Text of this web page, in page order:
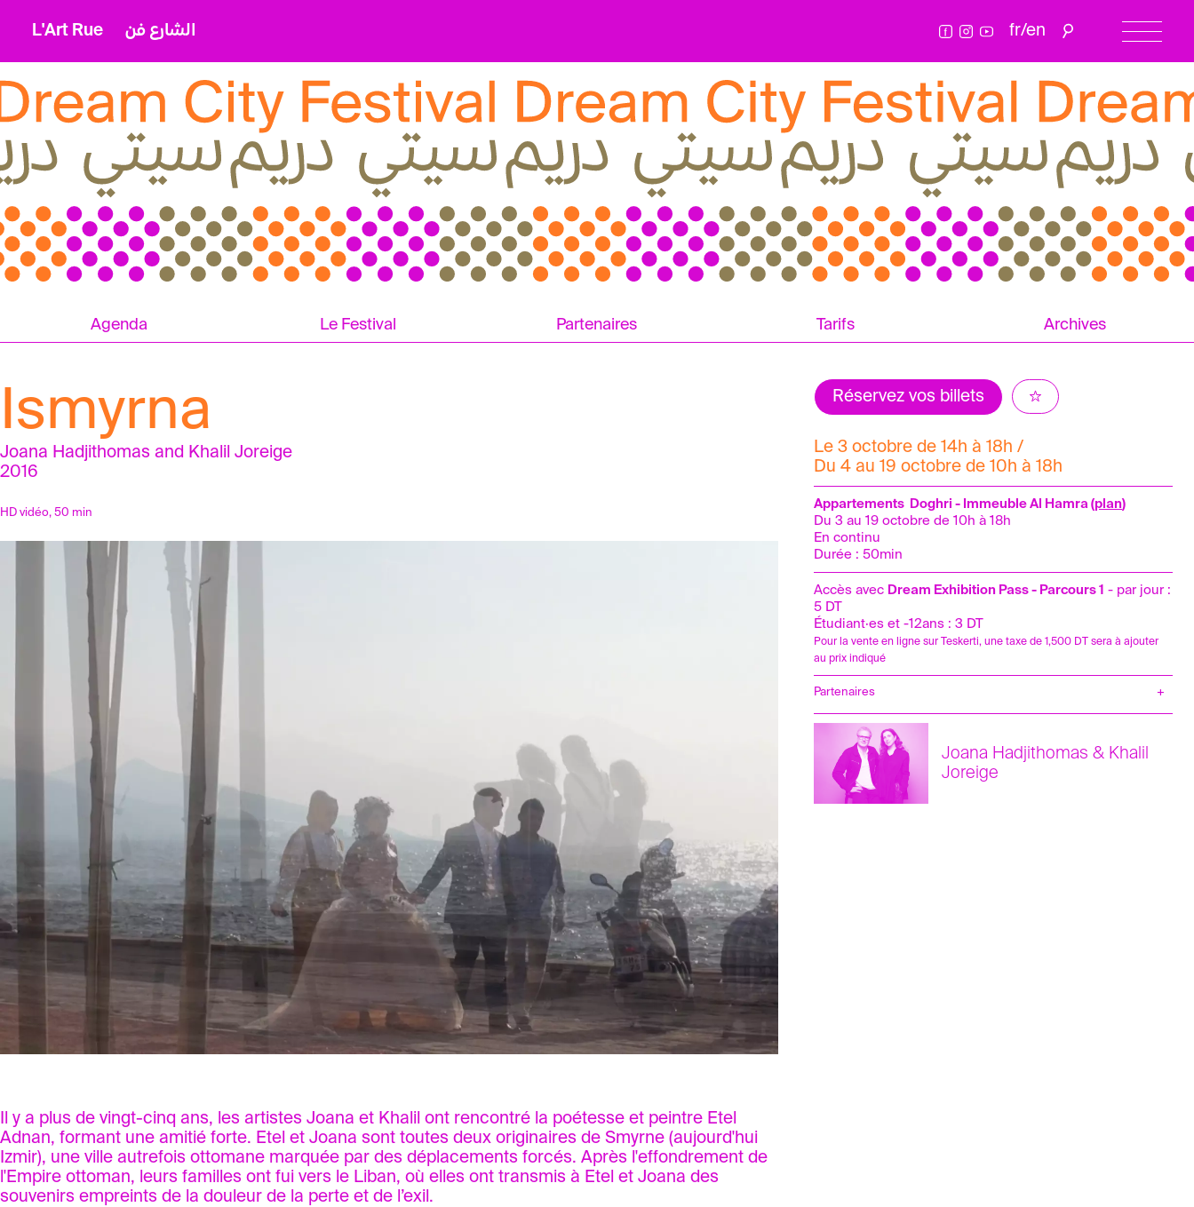
L'Art Rue الشارع فن fr/en
Agenda Le Festival Partenaires Tarifs Archives
Ismyrna
Joana Hadjithomas and Khalil Joreige
2016
HD vidéo, 50 min
Il y a plus de vingt-cinq ans, les artistes Joana et Khalil ont rencontré la poétesse et peintre Etel
Adnan, formant une amitié forte. Etel et Joana sont toutes deux originaires de Smyrne (aujourd'hui
Izmir), une ville autrefois ottomane marquée par des déplacements forcés. Après l'effondrement de
l'Empire ottoman, leurs familles ont fui vers le Liban, où elles ont transmis à Etel et Joana des
souvenirs empreints de la douleur de la perte et de l’exil.
Réservez vos billets
Le 3 octobre de 14h à 18h /
Du 4 au 19 octobre de 10h à 18h
Appartements Doghri - Immeuble Al Hamra (plan)
Du 3 au 19 octobre de 10h à 18h
En continu
Durée : 50min
Accès avec Dream Exhibition Pass - Parcours 1 - par jour :
5 DT
Étudiant·es et -12ans : 3 DT
Pour la vente en ligne sur Teskerti, une taxe de 1,500 DT sera à ajouter
au prix indiqué
Partenaires
Joana Hadjithomas & Khalil
Joreige